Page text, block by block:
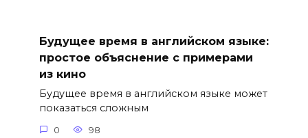
Будущее время в английском языке:
простое объяснение с примерами
из кино
Будущее время в английском языке может
показаться сложным
0 98